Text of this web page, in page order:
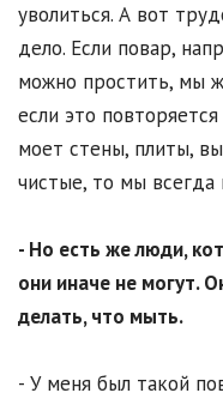
уволиться. А вот
дело. Если повар,
можно простить, мы
если это
моет стены, плиты,
чистые, то мы
- Но есть же люди,
они иначе не могут.
делать, что мыть.
- У меня был такой